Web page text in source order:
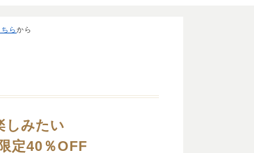
ちらから
しみたい
定40％OFF